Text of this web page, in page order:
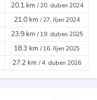
20.1 km /20. duben 2024
21.0 km /27. říjen 2024
23.9 km /19. duben 2025
18.3 km /16. říjen 2025
27.2 km /4. duben 2026